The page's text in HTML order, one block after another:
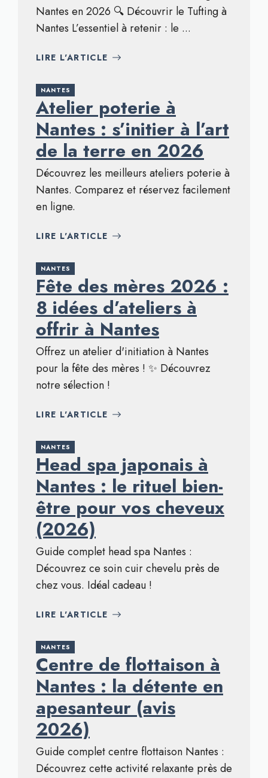
Nantes en 2026 🔍 Découvrir le Tufting à
Nantes L’essentiel à retenir : le ...
LIRE L'ARTICLE
NANTES
Atelier poterie à
Nantes : s’initier à l’art
de la terre en 2026
Découvrez les meilleurs ateliers poterie à
Nantes. Comparez et réservez facilement
en ligne.
LIRE L'ARTICLE
NANTES
Fête des mères 2026 :
8 idées d’ateliers à
offrir à Nantes
Offrez un atelier d'initiation à Nantes
pour la fête des mères ! ✨ Découvrez
notre sélection !
LIRE L'ARTICLE
NANTES
Head spa japonais à
Nantes : le rituel bien-
être pour vos cheveux
(2026)
Guide complet head spa Nantes :
Découvrez ce soin cuir chevelu près de
chez vous. Idéal cadeau !
LIRE L'ARTICLE
NANTES
Centre de flottaison à
Nantes : la détente en
apesanteur (avis
2026)
Guide complet centre flottaison Nantes :
Découvrez cette activité relaxante près de